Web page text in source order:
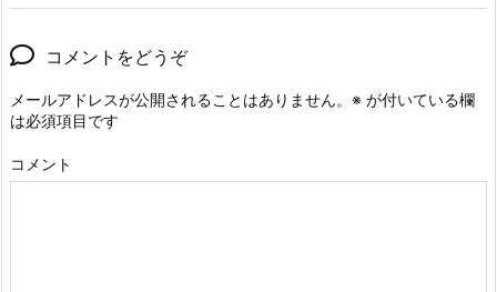
コメントをどうぞ
メールアドレスが公開されることはありません。 ※ が付いている欄
は必須項目です
コメント